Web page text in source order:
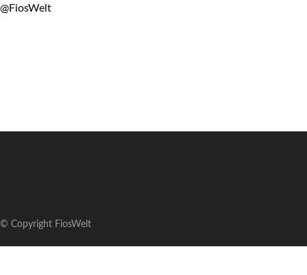
@FiosWelt
© Copyright FiosWelt